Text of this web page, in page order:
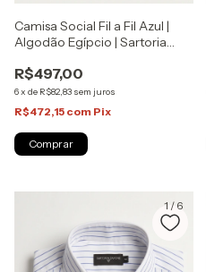
Camisa Social Fil a Fil Azul |
Algodão Egípcio | Sartoria
R$497,00
6x de R$82,83 sem juros
R$472,15 com Pix
Comprar
1 / 6